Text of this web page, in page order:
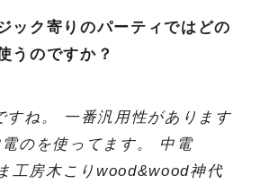
ック寄りのパーティではどの
うのですか？
すね。 一番汎用性があります
のを使ってます。 中電
工房木こりwood&wood神代